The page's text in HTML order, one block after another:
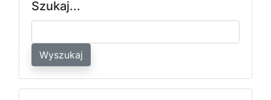
Szukaj...
Wyszukaj